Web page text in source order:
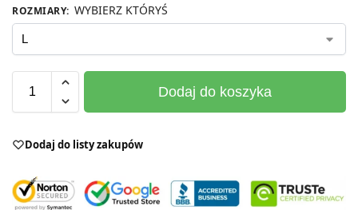
ROZMIARY: WYBIERZ KTÓRYŚ
Dodaj do koszyka
Dodaj do listy zakupów